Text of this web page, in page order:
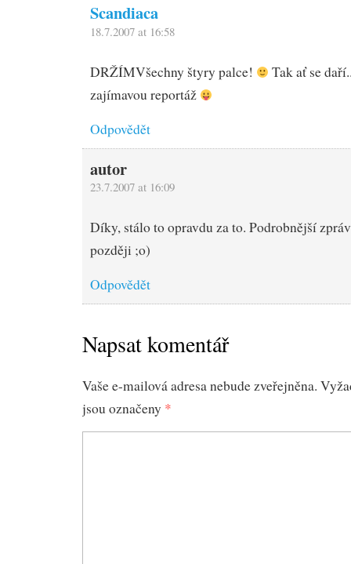
Scandiaca
18.7.2007 at 16:58
DRŽÍMVšechny štyry palce!
Tak ať se
zajímavou reportáž
Odpovědět
autor
23.7.2007 at 16:09
Díky, stálo to opravdu za to. Podrobnější
později ;o)
Odpovědět
Napsat komentář
Vaše e-mailová adresa nebude zveřejněna.
jsou označeny *